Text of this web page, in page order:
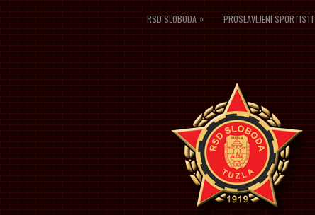
RSD SLOBODA » PROSLAVLJENI SPORTISTI